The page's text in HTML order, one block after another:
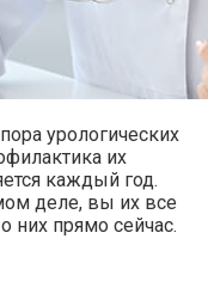
урологических
их
каждый год.
деле, вы их все
них прямо сейчас.